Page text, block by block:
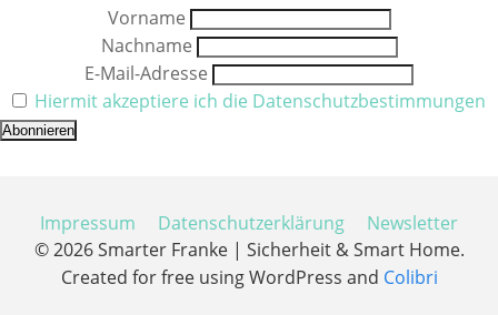
Vorname
Nachname
E-Mail-Adresse
Hiermit akzeptiere ich die Datenschutzbestimmungen
Impressum Datenschutzerklärung
Newsletter
© 2026 Smarter Franke | Sicherheit & Smart Home.
Created for free using WordPress and Colibri